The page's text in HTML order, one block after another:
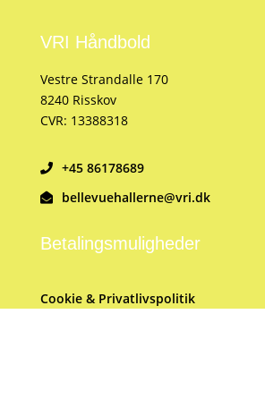
VRI Håndbold
Vestre Strandalle 170
8240 Risskov
CVR: 13388318
+45 86178689
bellevuehallerne@vri.dk
Betalingsmuligheder
Cookie & Privatlivspolitik